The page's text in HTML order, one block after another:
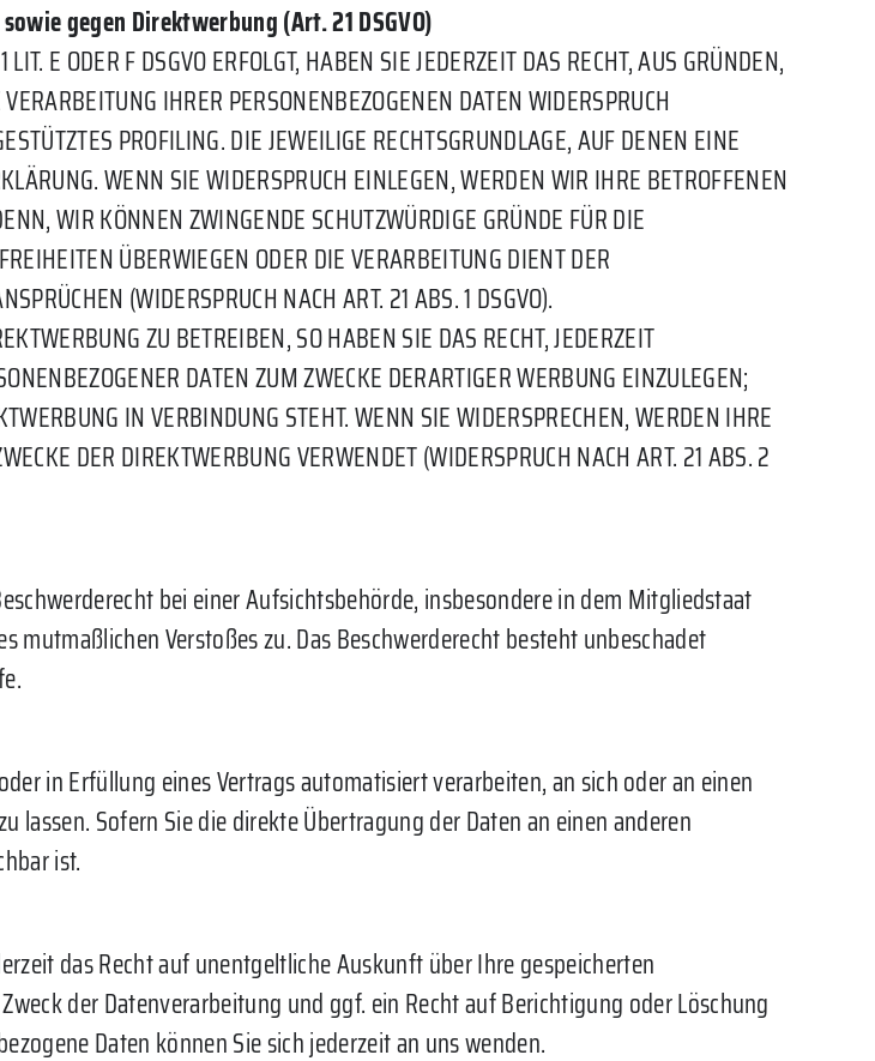
gegen Direktwerbung (Art. 21 DSGVO)
E ODER F DSGVO ERFOLGT, HABEN SIE JEDERZEIT DAS RECHT, AUS GRÜNDEN,
IHRER PERSONENBEZOGENEN DATEN WIDERSPRUCH
PROFILING. DIE JEWEILIGE RECHTSGRUNDLAGE, AUF DENEN EINE
WENN SIE WIDERSPRUCH EINLEGEN, WERDEN WIR IHRE BETROFFENEN
WIR KÖNNEN ZWINGENDE SCHUTZWÜRDIGE GRÜNDE FÜR DIE
ÜBERWIEGEN ODER DIE VERARBEITUNG DIENT DER
(WIDERSPRUCH NACH ART. 21 ABS. 1 DSGVO).
ZU BETREIBEN, SO HABEN SIE DAS RECHT, JEDERZEIT
DATEN ZUM ZWECKE DERARTIGER WERBUNG EINZULEGEN;
IN VERBINDUNG STEHT. WENN SIE WIDERSPRECHEN, WERDEN IHRE
DER DIREKTWERBUNG VERWENDET (WIDERSPRUCH NACH ART. 21 ABS. 2
bei einer Aufsichtsbehörde, insbesondere in dem Mitgliedstaat
Verstoßes zu. Das Beschwerderecht besteht unbeschadet
in Erfüllung eines Vertrags automatisiert verarbeiten, an sich oder an einen
Sofern Sie die direkte Übertragung der Daten an einen anderen
ist.
das Recht auf unentgeltliche Auskunft über Ihre gespeicherten
der Datenverarbeitung und ggf. ein Recht auf Berichtigung oder Löschung
Daten können Sie sich jederzeit an uns wenden.